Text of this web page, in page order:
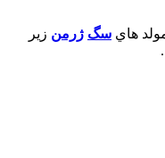
هاي سگ ژرمن زير